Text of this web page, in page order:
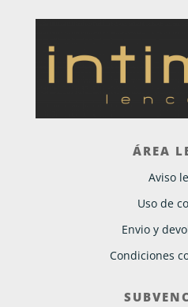
ÁREA
Aviso
Uso de
Envio y
Condiciones